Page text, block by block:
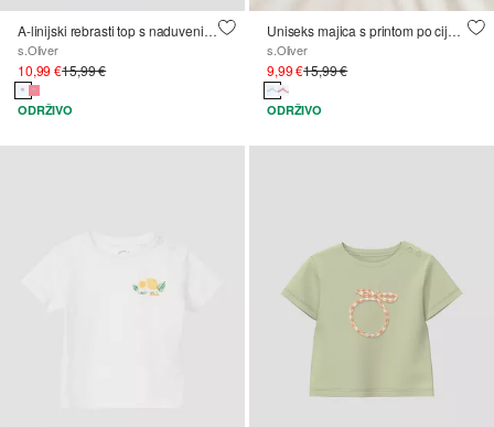
A-linijski rebrasti top s naduvenim rukavima
s.Oliver
10,99 €15,99 €
ODRŽIVO
Uniseks majica s printom po cijeloj površini
s.Oliver
9,99 €15,99 €
ODRŽIVO